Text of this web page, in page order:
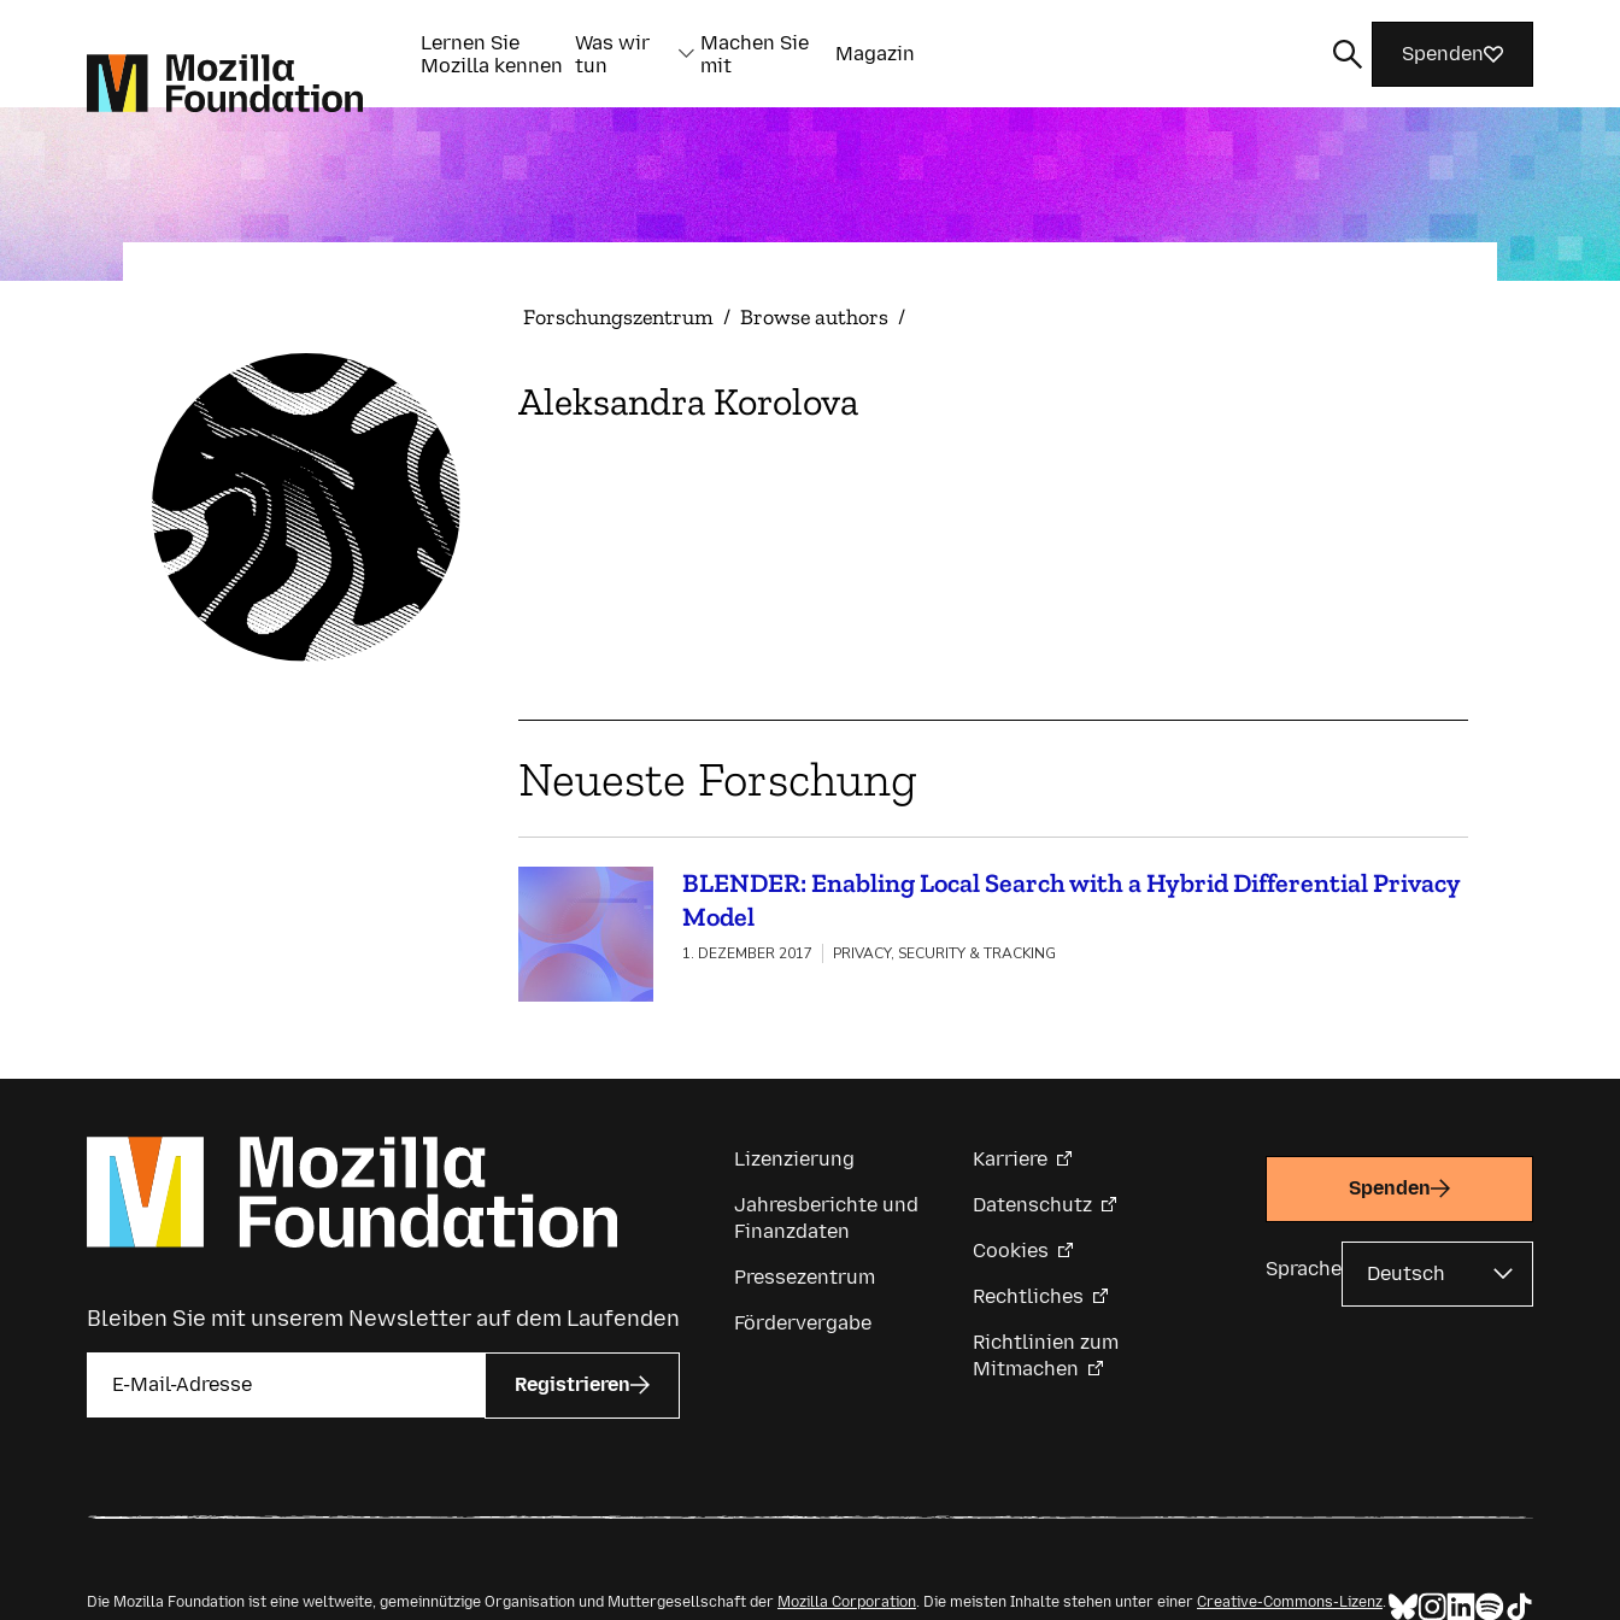
Lernen Sie
Mozilla kennen
Was wir
tun
Machen Sie
mit
Magazin Spenden
Forschungszentrum / Browse authors /
Aleksandra Korolova
Neueste Forschung
BLENDER: Enabling Local Search with a Hybrid Differential Privacy
Model
1. DEZEMBER 2017 PRIVACY, SECURITY & TRACKING
Bleiben Sie mit unserem Newsletter auf dem Laufenden
Registrieren
Lizenzierung
Jahresberichte und
Finanzdaten
Pressezentrum
Fördervergabe
Karriere
Datenschutz
Cookies
Rechtliches
Richtlinien zum
Mitmachen
Spenden
Sprache
Die Mozilla Foundation ist eine weltweite, gemeinnützige Organisation und Muttergesellschaft der Mozilla Corporation . Die meisten Inhalte stehen unter einer Creative-Commons-Lizenz